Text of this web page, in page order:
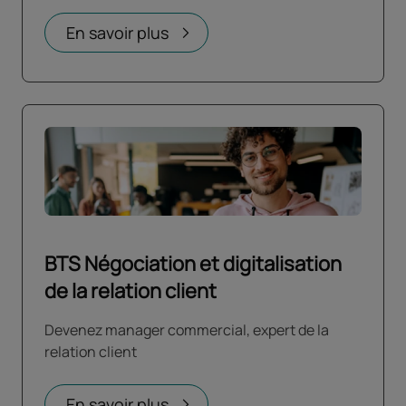
En savoir plus
BTS Négociation et digitalisation
de la relation client
Devenez manager commercial, expert de la
relation client